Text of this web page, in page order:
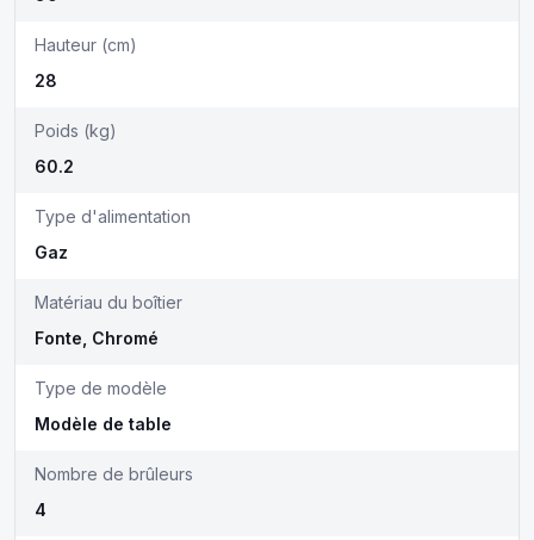
Hauteur (cm)
28
Poids (kg)
60.2
Type d'alimentation
Gaz
Matériau du boîtier
Fonte, Chromé
Type de modèle
Modèle de table
Nombre de brûleurs
4